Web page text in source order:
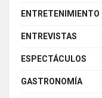
ENTRETENIMIENTO
ENTREVISTAS
ESPECTÁCULOS
GASTRONOMÍA